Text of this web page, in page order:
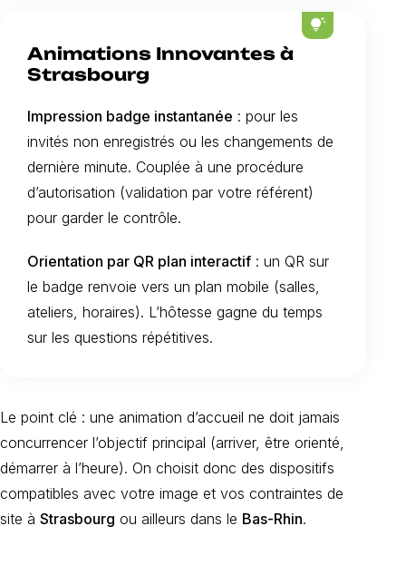
Animations Innovantes à
Strasbourg
Impression badge instantanée : pour les
invités non enregistrés ou les changements de
dernière minute. Couplée à une procédure
d’autorisation (validation par votre référent)
pour garder le contrôle.
Orientation par QR plan interactif : un QR sur
le badge renvoie vers un plan mobile (salles,
ateliers, horaires). L’hôtesse gagne du temps
sur les questions répétitives.
tips_and_updates
Le point clé : une animation d’accueil ne doit jamais
concurrencer l’objectif principal (arriver, être orienté,
démarrer à l’heure). On choisit donc des dispositifs
compatibles avec votre image et vos contraintes de
site à Strasbourg ou ailleurs dans le Bas-Rhin.